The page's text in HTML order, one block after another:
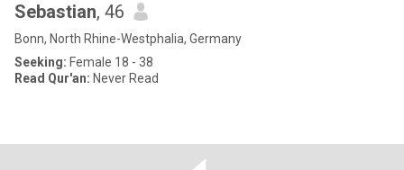
Sebastian, 46
Bonn, North Rhine-Westphalia, Germany
Seeking: Female 18 - 38
Read Qur'an: Never Read